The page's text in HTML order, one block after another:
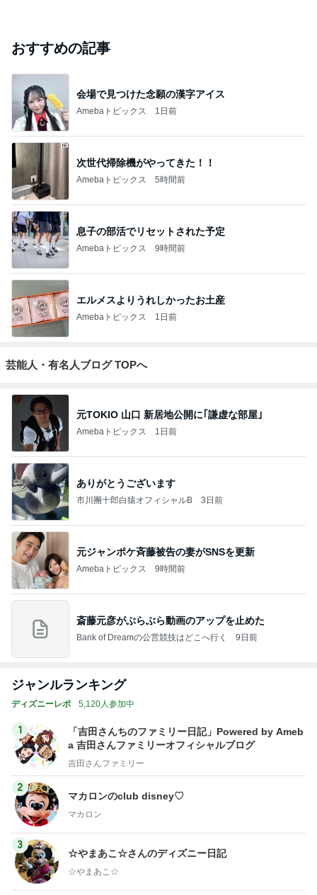
おすすめの記事
会場で見つけた念願の漢字アイス
Amebaトピックス 1日前
次世代掃除機がやってきた！！
Amebaトピックス 5時間前
息子の部活でリセットされた予定
Amebaトピックス 9時間前
エルメスよりうれしかったお土産
Amebaトピックス 1日前
芸能人・有名人ブログ TOPへ
元TOKIO 山口 新居地公開に｢謙虚な部屋｣
Amebaトピックス 1日前
ありがとうございます
市川團十郎白猿オフィシャルB 3日前
元ジャンポケ斉藤被告の妻がSNSを更新
Amebaトピックス 9時間前
斎藤元彦がぶらぶら動画のアップを止めた
Bank of Dreamの公営競技はどこへ行く 9日前
ジャンルランキング
ディズニーレポ 5,120人参加中
1
「吉田さんちのファミリー日記」Powered by Ameb
a 吉田さんファミリーオフィシャルブログ
吉田さんファミリー
2
マカロンのclub disney♡
マカロン
3
☆やまあこ☆さんのディズニー日記
☆やまあこ☆